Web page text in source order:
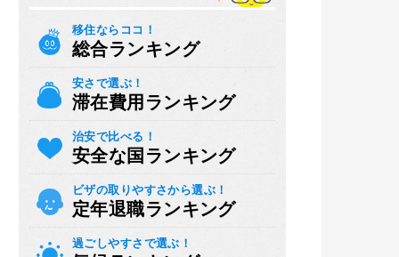
移住ならココ！
総合ランキング
安さで選ぶ！
滞在費用ランキング
治安で比べる！
安全な国ランキング
ビザの取りやすさから選ぶ！
定年退職ランキング
過ごしやすさで選ぶ！